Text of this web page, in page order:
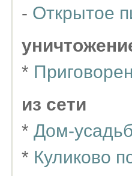
- Открытое
*
из сети
* Дом-
* Куликово